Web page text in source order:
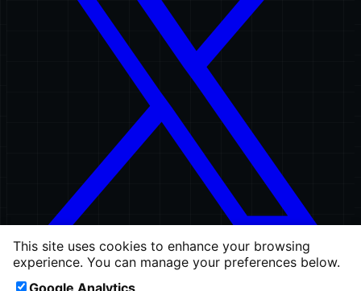
permalink
This site uses cookies to enhance your browsing
experience. You can manage your preferences below.
Google Analytics